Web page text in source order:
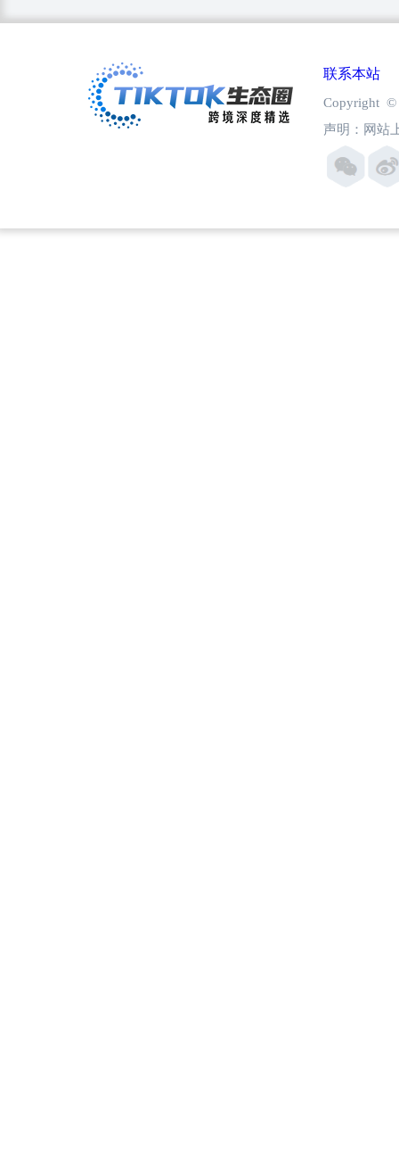
联系本站
Copyright ©
声明：网站